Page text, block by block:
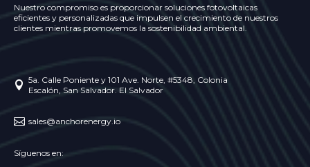
Nuestro compromiso es proporcionar soluciones fotovoltaicas
eficientes y personalizadas que impulsen el crecimiento de nuestros
clientes mientras promovemos la sostenibilidad ambiental.
 5a. Calle Poniente y 101 Ave. Norte, #5348, Colonia
Escalón, San Salvador. El Salvador
 sales@anchorenergy.io
Síguenos en: